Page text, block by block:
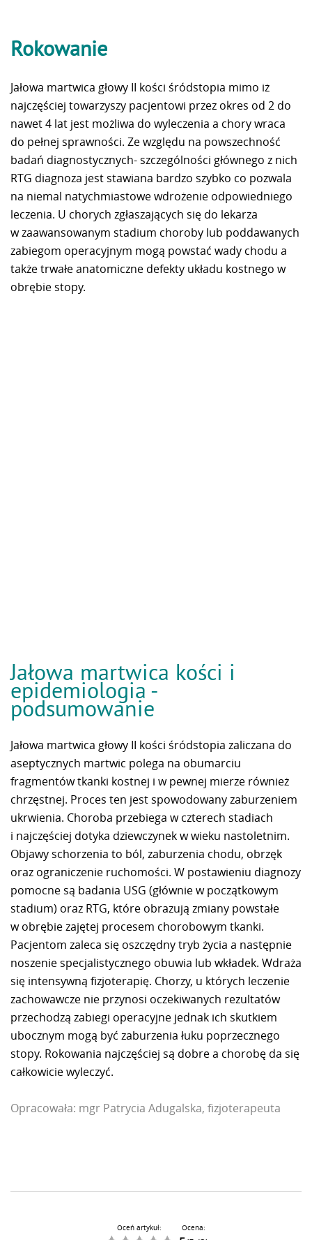
Rokowanie
Jałowa martwica głowy II kości śródstopia mimo iż
najczęściej towarzyszy pacjentowi przez okres od 2 do
nawet 4 lat jest możliwa do wyleczenia a chory wraca
do pełnej sprawności. Ze względu na powszechność
badań diagnostycznych- szczególności głównego z nich
RTG diagnoza jest stawiana bardzo szybko co pozwala
na niemal natychmiastowe wdrożenie odpowiedniego
leczenia. U chorych zgłaszających się do lekarza
w zaawansowanym stadium choroby lub poddawanych
zabiegom operacyjnym mogą powstać wady chodu a
także trwałe anatomiczne defekty układu kostnego w
obrębie stopy.
Jałowa martwica kości i
epidemiologia -
podsumowanie
Jałowa martwica głowy II kości śródstopia zaliczana do
aseptycznych martwic polega na obumarciu
fragmentów tkanki kostnej i w pewnej mierze również
chrzęstnej. Proces ten jest spowodowany zaburzeniem
ukrwienia. Choroba przebiega w czterech stadiach
i najczęściej dotyka dziewczynek w wieku nastoletnim.
Objawy schorzenia to ból, zaburzenia chodu, obrzęk
oraz ograniczenie ruchomości. W postawieniu diagnozy
pomocne są badania USG (głównie w początkowym
stadium) oraz RTG, które obrazują zmiany powstałe
w obrębie zajętej procesem chorobowym tkanki.
Pacjentom zaleca się oszczędny tryb życia a następnie
noszenie specjalistycznego obuwia lub wkładek. Wdraża
się intensywną fizjoterapię. Chorzy, u których leczenie
zachowawcze nie przynosi oczekiwanych rezultatów
przechodzą zabiegi operacyjne jednak ich skutkiem
ubocznym mogą być zaburzenia łuku poprzecznego
stopy. Rokowania najczęściej są dobre a chorobę da się
całkowicie wyleczyć.
Opracowała: mgr Patrycia Adugalska, fizjoterapeuta
Oceń artykuł: Ocena: